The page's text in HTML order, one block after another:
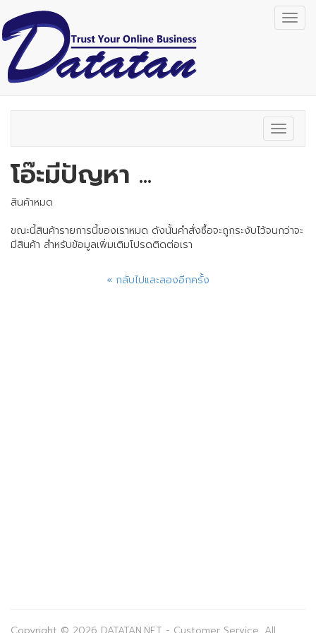
Toggle
โอ๊ะมีปัญหา ...
สินค้าหมด
ขณะนี้สินค้ารายการนี้ของเราหมด ดังนั้นคำสั่งซื้อจะถูกระงับไว้จนกว่าจะ
มีสินค้า สำหรับข้อมูลเพิ่มเติมโปรดติดต่อเรา
« กลับไปและลองอีกครั้ง